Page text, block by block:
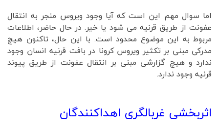
اما سوال مهم این است که آیا وجود ویروس منجر به انتقال
عفونت از طریق قرنیه می شود یا خیر. در حال حاضر، اطلاعات
مربوط به این موضوع محدود است. با این حال، تاکنون هیچ
مدرکی مبنی بر تکثیر ویروس کرونا در بافت قرنیه انسان وجود
ندارد و هیچ گزارشی مبنی بر انتقال عفونت از طریق پیوند
قرنیه وجود ندارد.
اثربخشی غربالگری اهداکنندگان